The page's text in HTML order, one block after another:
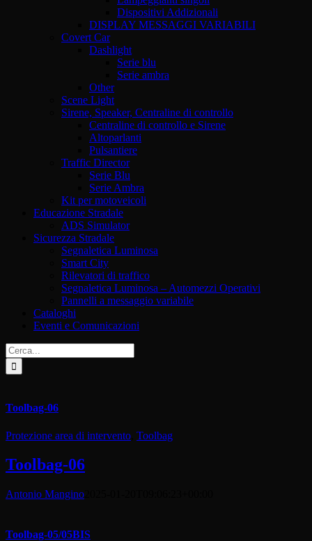
Dispositivi Addizionali
DISPLAY MESSAGGI VARIABILI
Covert Car
Dashlight
Serie blu
Serie ambra
Other
Scene Light
Sirene, Speaker, Centraline di controllo
Centraline di controllo e Sirene
Altoparlanti
Pulsantiere
Traffic Director
Serie Blu
Serie Ambra
Kit per motoveicoli
Educazione Stradale
ADS Simulator
Sicurezza Stradale
Segnaletica Luminosa
Smart City
Rilevatori di traffico
Segnaletica Luminosa – Automezzi Operativi
Pannelli a messaggio variabile
Cataloghi
Eventi e Comunicazioni
Cerca
per:
Toolbag-06
Protezione area di intervento Toolbag
Toolbag-06
Antonio Mangino
Toolbag-05/05BIS